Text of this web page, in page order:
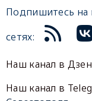
Подпишитесь на
сетях:
Наш канал в
Наш канал в